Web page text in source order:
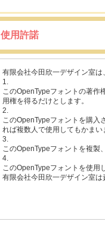
使用許諾
有限会社今田欣一デザイン室は
1.
このOpenTypeフォントの著作
用権を得るだけとします。
2.
このOpenTypeフォントを購入
れば複数人で使用してもかまい
3.
このOpenTypeフォントを複製
4.
このOpenTypeフォントを使用
有限会社今田欣一デザイン室は